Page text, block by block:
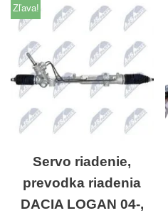
Zľava!
Servo riadenie,
prevodka riadenia
DACIA LOGAN 04-,